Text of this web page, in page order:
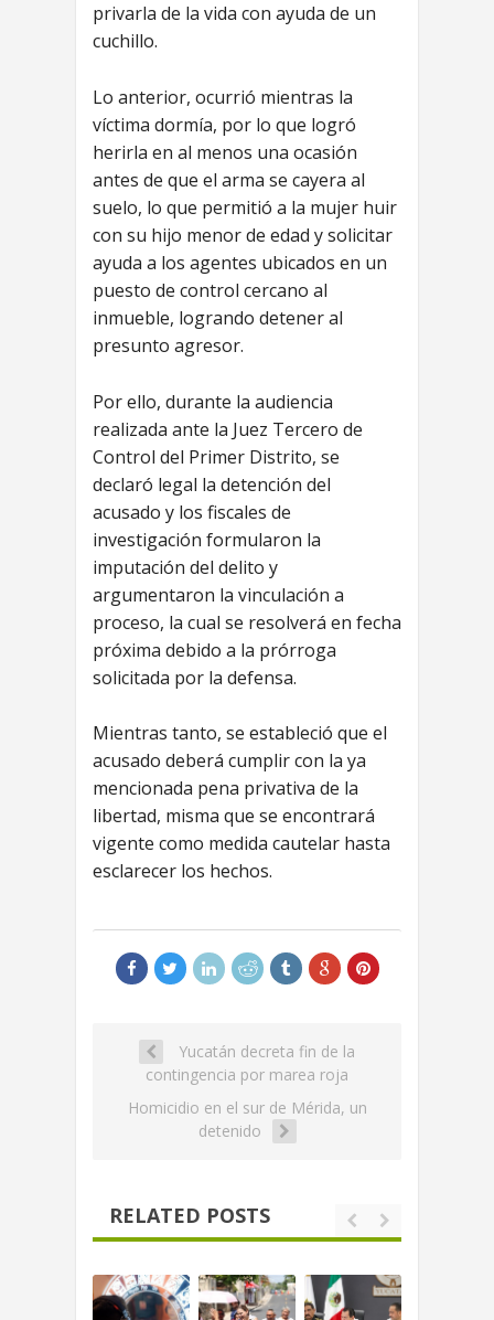
privarla de la vida con ayuda de un
cuchillo.
Lo anterior, ocurrió mientras la
víctima dormía, por lo que logró
herirla en al menos una ocasión
antes de que el arma se cayera al
suelo, lo que permitió a la mujer huir
con su hijo menor de edad y solicitar
ayuda a los agentes ubicados en un
puesto de control cercano al
inmueble, logrando detener al
presunto agresor.
Por ello, durante la audiencia
realizada ante la Juez Tercero de
Control del Primer Distrito, se
declaró legal la detención del
acusado y los fiscales de
investigación formularon la
imputación del delito y
argumentaron la vinculación a
proceso, la cual se resolverá en fecha
próxima debido a la prórroga
solicitada por la defensa.
Mientras tanto, se estableció que el
acusado deberá cumplir con la ya
mencionada pena privativa de la
libertad, misma que se encontrará
vigente como medida cautelar hasta
esclarecer los hechos.
Yucatán decreta fin de la
contingencia por marea roja
Homicidio en el sur de Mérida, un
detenido
RELATED POSTS